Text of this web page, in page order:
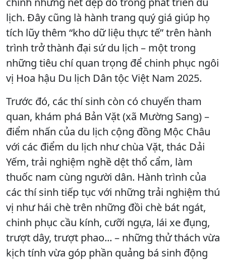
lịch. Đây cũng là hành trang quý giá giúp họ
tích lũy thêm “kho dữ liệu thực tế” trên hành
trình trở thành đại sứ du lịch – một trong
những tiêu chí quan trọng để chinh phục ngôi
vị Hoa hậu Du lịch Dân tộc Việt Nam 2025.
Trước đó, các thí sinh còn có chuyến tham
quan, khám phá Bản Vặt (xã Mường Sang) –
điểm nhấn của du lịch cộng đồng Mộc Châu
với các điểm du lịch như chùa Vặt, thác Dải
Yếm, trải nghiệm nghề dệt thổ cẩm, làm
thuốc nam cùng người dân. Hành trình của
các thí sinh tiếp tục với những trải nghiệm thú
vị như hái chè trên những đồi chè bát ngát,
chinh phục cầu kính, cưỡi ngựa, lái xe đụng,
trượt dây, trượt phao... – những thử thách vừa
kịch tính vừa góp phần quảng bá sinh động